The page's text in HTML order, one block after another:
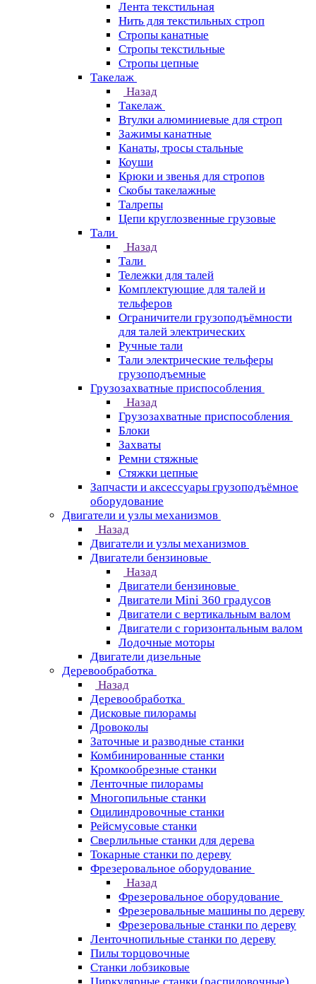
Лента текстильная
Нить для текстильных строп
Стропы канатные
Стропы текстильные
Стропы цепные
Такелаж
Назад
Такелаж
Втулки алюминиевые для строп
Зажимы канатные
Канаты, тросы стальные
Коуши
Крюки и звенья для стропов
Скобы такелажные
Талрепы
Цепи круглозвенные грузовые
Тали
Назад
Тали
Тележки для талей
Комплектующие для талей и
тельферов
Ограничители грузоподъёмности
для талей электрических
Ручные тали
Тали электрические тельферы
грузоподъемные
Грузозахватные приспособления
Назад
Грузозахватные приспособления
Блоки
Захваты
Ремни стяжные
Стяжки цепные
Запчасти и аксессуары грузоподъёмное
оборудование
Двигатели и узлы механизмов
Назад
Двигатели и узлы механизмов
Двигатели бензиновые
Назад
Двигатели бензиновые
Двигатели Mini 360 градусов
Двигатели с вертикальным валом
Двигатели с горизонтальным валом
Лодочные моторы
Двигатели дизельные
Деревообработка
Назад
Деревообработка
Дисковые пилорамы
Дровоколы
Заточные и разводные станки
Комбинированные станки
Кромкообрезные станки
Ленточные пилорамы
Многопильные станки
Оцилиндровочные станки
Рейсмусовые станки
Сверлильные станки для дерева
Токарные станки по дереву
Фрезеровальное оборудование
Назад
Фрезеровальное оборудование
Фрезеровальные машины по дереву
Фрезеровальные станки по дереву
Ленточнопильные станки по дереву
Пилы торцовочные
Станки лобзиковые